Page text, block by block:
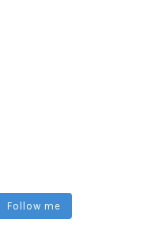
Follow me